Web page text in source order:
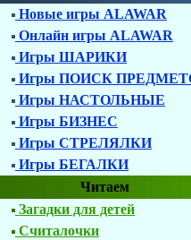
Новые игры ALAWAR
Онлайн игры ALAWAR
Игры ШАРИКИ
Игры ПОИСК
Игры НАСТОЛЬНЫЕ
Игры БИЗНЕС
Игры СТРЕЛЯЛКИ
Игры БЕГАЛКИ
Читаем
Загадки для детей
Считалочки